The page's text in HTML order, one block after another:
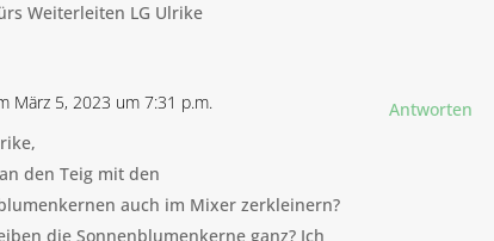
Weiterleiten LG Ulrike
März 5, 2023 um 7:31 p.m.
den Teig mit den
auch im Mixer zerkleinern?
die Sonnenblumenkerne ganz? Ich
Antworten